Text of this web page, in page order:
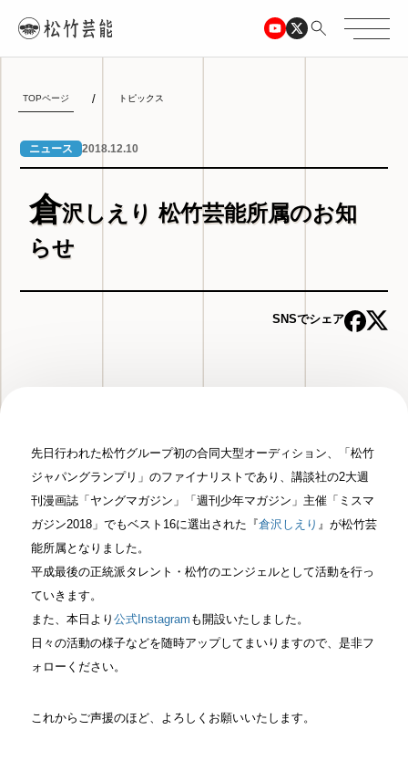
TOPページ トピックス
ニュース 2018.12.10
倉沢しえり 松竹芸能所属のお知
らせ
SNSでシェア
先日行われた松竹グループ初の合同大型オーディション、「松竹
ジャパングランプリ」のファイナリストであり、講談社の2大週
刊漫画誌「ヤングマガジン」「週刊少年マガジン」 主催「ミスマ
ガジン2018」でもベスト16に選出された『倉沢しえり 』が松竹芸
能所属となりました。
平成最後の正統派タレント・松竹のエンジェルとして活動を行っ
ていきます。
また、本日より 公式Instagram も開設いたしました。
日々の活動の様子などを随時アップしてまいりますので、是非フ
ォ ローください。
これからご声援のほど、よろしくお願いいたします。